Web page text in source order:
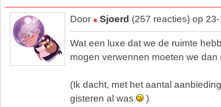
Door Sjoerd (257 reacties) op
Wat een luxe dat we de ruimte
mogen verwennen moeten we
(Ik dacht, met het aantal
gisteren al was
)